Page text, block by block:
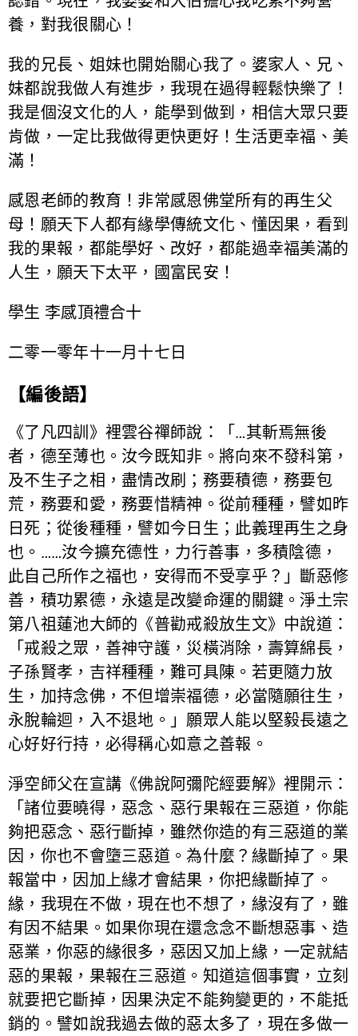
養，對我很關心！
我的兄長、姐妹也開始關心我了。婆家人、兄、
妹都說我做人有進步，我現在過得輕鬆快樂了！
我是個沒文化的人，能學到做到，相信大眾只要
肯做，一定比我做得更快更好！生活更幸福、美
滿！
感恩老師的教育！非常感恩佛堂所有的再生父
母！願天下人都有緣學傳統文化、懂因果，看到
我的果報，都能學好、改好，都能過幸福美滿的
人生，願天下太平，國富民安！
學生 李感頂禮合十
二零一零年十一月十七日
【編後語】
《了凡四訓》裡雲谷禪師說：「…其斬焉無後
者，德至薄也。汝今既知非。將向來不發科第，
及不生子之相，盡情改刷；務要積德，務要包
荒，務要和愛，務要惜精神。從前種種，譬如昨
日死；從後種種，譬如今日生；此義理再生之身
也。……汝今擴充德性，力行善事，多積陰德，
此自己所作之福也，安得而不受享乎？」斷惡修
善，積功累德，永遠是改變命運的關鍵。淨土宗
第八祖蓮池大師的《普勸戒殺放生文》中說道：
「戒殺之眾，善神守護，災橫消除，壽算綿長，
子孫賢孝，吉祥種種，難可具陳。若更隨力放
生，加持念佛，不但增崇福德，必當隨願往生，
永脫輪迴，入不退地。」願眾人能以堅毅長遠之
心好好行持，必得稱心如意之善報。
淨空師父在宣講《佛說阿彌陀經要解》裡開示：
「諸位要曉得，惡念、惡行果報在三惡道，你能
夠把惡念、惡行斷掉，雖然你造的有三惡道的業
因，你也不會墮三惡道。為什麼？緣斷掉了。果
報當中，因加上緣才會結果，你把緣斷掉了。
緣，我現在不做，現在也不想了，緣沒有了，雖
有因不結果。如果你現在還念念不斷想惡事、造
惡業，你惡的緣很多，惡因又加上緣，一定就結
惡的果報，果報在三惡道。知道這個事實，立刻
就要把它斷掉，因果決定不能夠變更的，不能抵
銷的。譬如說我過去做的惡太多了，現在多做一